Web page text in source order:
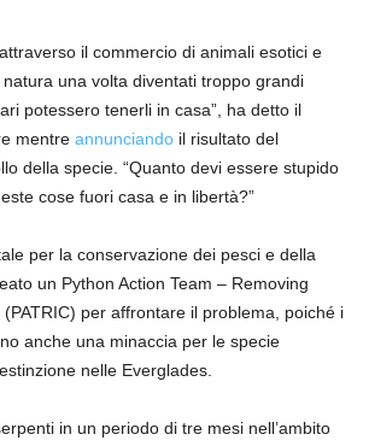
il commercio di animali esotici e
una volta diventati troppo grandi
potessero tenerli in casa”, ha detto il
mentre annunciando il risultato del
della specie. “Quanto devi essere stupido
cose fuori casa e in libertà?”
per la conservazione dei pesci e della
un Python Action Team – Removing
per affrontare il problema, poiché i
anche una minaccia per le specie
nelle Everglades.
in un periodo di tre mesi nell’ambito